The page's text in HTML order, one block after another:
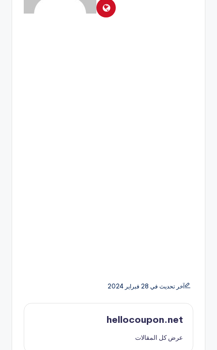
آخر تحديث في 28 فبراير 2024
hellocoupon.net
عرض كل المقالات